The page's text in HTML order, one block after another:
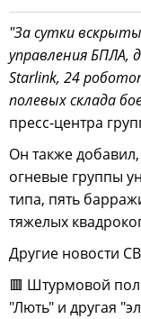
"За сутки
управления БПЛА,
Starlink, 24
полевых склада
пресс-центра
Он также
огневые группы
типа, пять
тяжелых
Другие новости
🟥 Штурмовой
"Лють" и другая